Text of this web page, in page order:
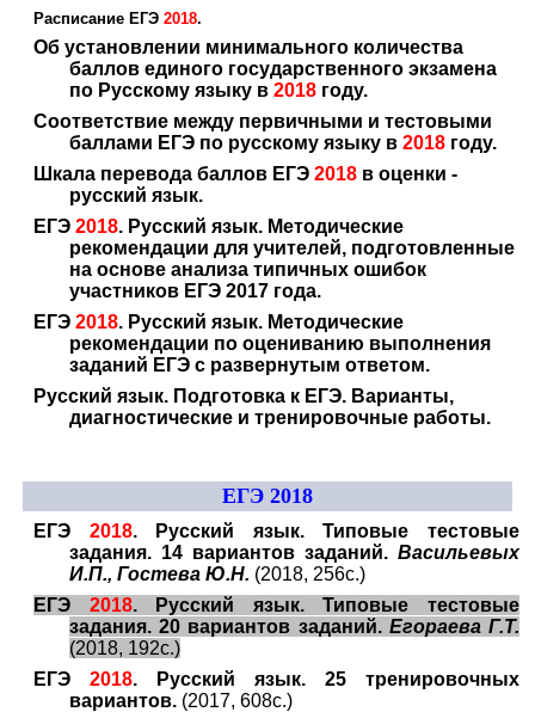
Расписание ЕГЭ 2018.
Об установлении минимального количества
баллов единого государственного экзамена
по Русскому языку в 2018 году.
Соответствие между первичными и тестовыми
баллами ЕГЭ по русскому языку в 2018 году.
Шкала перевода баллов ЕГЭ 2018 в оценки -
русский язык.
ЕГЭ 2018. Русский язык. Методические
рекомендации для учителей, подготовленные
на основе анализа типичных ошибок
участников ЕГЭ 2017 года.
ЕГЭ 2018. Русский язык. Методические
рекомендации по оцениванию выполнения
заданий ЕГЭ с развернутым ответом.
Русский язык. Подготовка к ЕГЭ. Варианты,
диагностические и тренировочные работы.
ЕГЭ 2018
ЕГЭ 2018. Русский язык. Типовые тестовые
задания. 14 вариантов заданий. Васильевых
И.П., Гостева Ю.Н. (2018, 256с.)
ЕГЭ 2018. Русский язык. Типовые тестовые
задания. 20 вариантов заданий. Егораева Г.Т.
(2018, 192с.)
ЕГЭ 2018. Русский язык. 25 тренировочных
вариантов. (2017, 608с.)